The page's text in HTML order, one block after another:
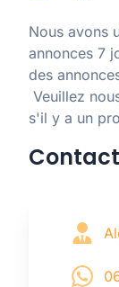
Nous avons
annonces 7
des
Veuillez
s'il y a un
Contact